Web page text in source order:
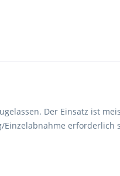
Der Einsatz ist
Einzelabnahme erforderlich